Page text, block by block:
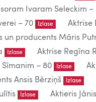
Ivaram Seleckim –
– 70 Izlase Aktrise
un producents Māris
Izlase Aktrise Regīna
– 80 Izlase
Ansis Bērziņš Izlase
Izlase Aktieris